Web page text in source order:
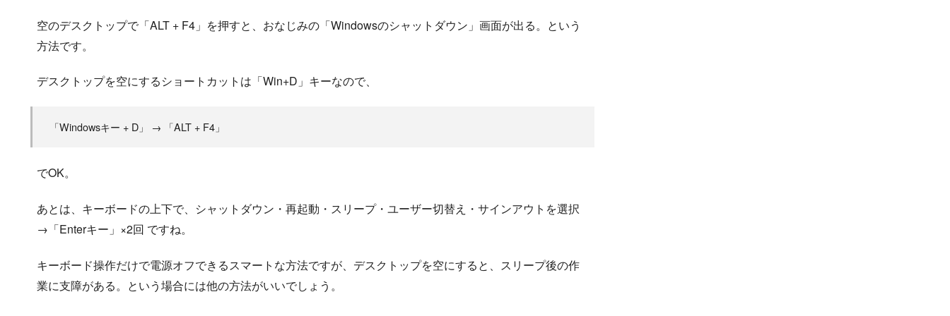
空のデスクトップで「ALT + F4」を押すと、おなじみの「Windowsのシャットダウン」画面が出る。という
方法です。
デスクトップを空にするショートカットは「Win+D」キーなので、
「Windowsキー + D」 → 「ALT + F4」
でOK。
あとは、キーボードの上下で、シャットダウン・再起動・スリープ・ユーザー切替え・サインアウトを選択
→「Enterキー」×2回 ですね。
キーボード操作だけで電源オフできるスマートな方法ですが、デスクトップを空にすると、スリープ後の作
業に支障がある。という場合には他の方法がいいでしょう。